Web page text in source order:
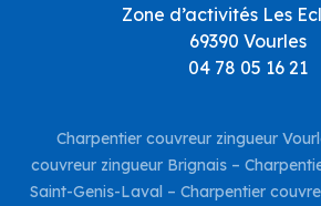
Zone d’activités Les
69390 Vourles
04 78 05 16 21
Charpentier couvreur zingueur
couvreur zingueur Brignais–
Saint-Genis-Laval – Charpentier